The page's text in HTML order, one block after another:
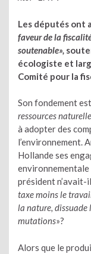
Les députés ont
faveur de la
soutenable»,
écologiste et
Comité pour la
Son fondement
ressources
à adopter des
l’environnement.
Hollande ses
environnementale
président n’avait-
taxe moins le
la nature, dissuade
mutations»?
Alors que le